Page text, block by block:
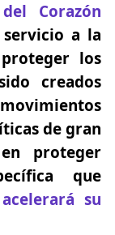
Corazón
a la
los
creados
de gran
proteger
que
su